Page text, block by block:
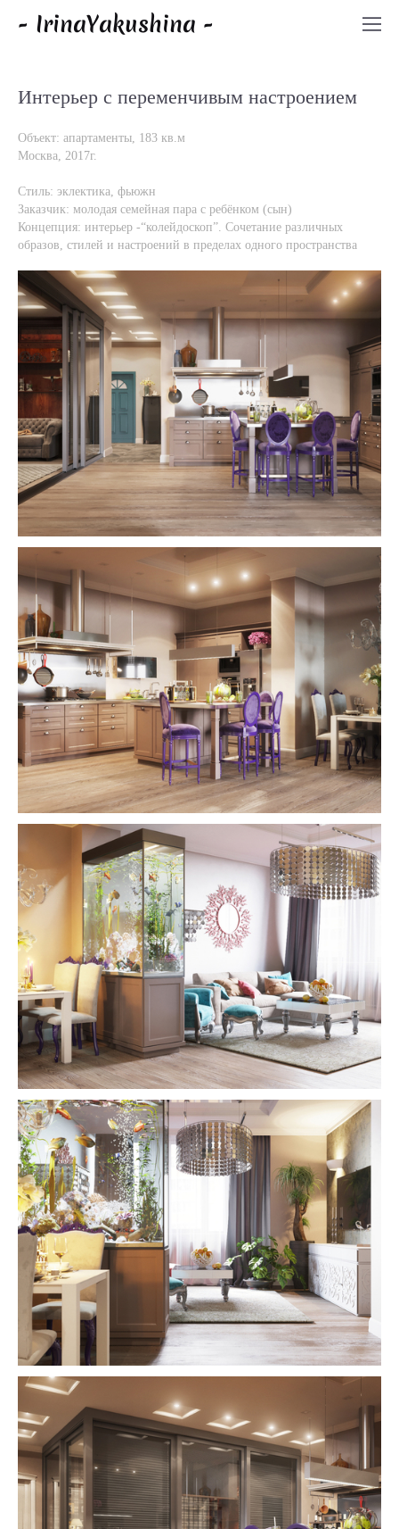
- IrinaYakushina -
Интерьер с переменчивым настроением
Объект: апартаменты, 183 кв.м
Москва, 2017г.
Стиль: эклектика, фьюжн
Заказчик: молодая семейная пара с ребёнком (сын)
Концепция: интерьер -“колейдоскоп”. Сочетание различных
образов, стилей и настроений в пределах одного пространства